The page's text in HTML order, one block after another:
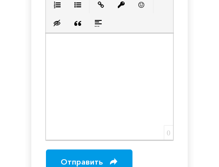
Вставка скрытого текста
Вставка цитаты
Вставка спойлера
0
Отправить